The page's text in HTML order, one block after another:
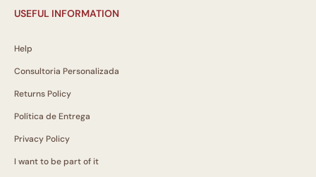
USEFUL INFORMATION
Help
Consultoria Personalizada
Returns Policy
Política de Entrega
Privacy Policy
I want to be part of it